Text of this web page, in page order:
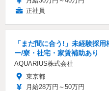
正社員
「まだ間に合う!」未経験採
ー/寮・社宅・家賃補助あり
AQUARIUS株式会社
東京都
月給28万円～50万円